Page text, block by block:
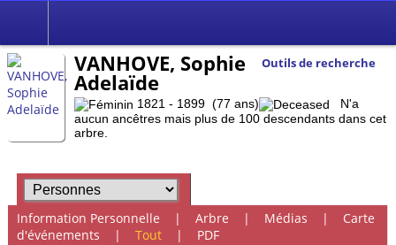
Outils de recherche
VANHOVE, Sophie
Adelaïde
1821 - 1899 (77 ans)
N'a
aucun ancêtres mais plus de 100 descendants dans cet
arbre.
Information Personnelle | Arbre | Médias | Carte
d'événements | Tout| PDF